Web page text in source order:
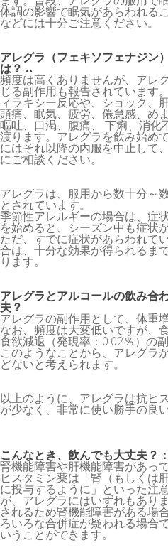
体調の影響で眠気があらわれる
などには十分ご注意ください。
アレグラ（フェキソフェナジン
は？ ..
頻度は高くありませんが、アレ
じる副作用も報告されています
ィラキシー反応や、ショック、
頭痛、眠気、疲労、倦怠感、め
嘔吐、口渇、腹痛、 下痢、消化
渡ります。アレグラを飲み始め
にはそれ以降の内服を中止して
にご相談ください。
アレグラは、服用から数十分～
とされています。
季節性アレルギーの場合は、症
を始めると、シーズン中も症状
ただ、すでに症状があらわれて
合は、十分な効果が得られるま
ります。
アレグラとアルコールの飲み合
夫？
アレグラの副作用として、体重
なお、頻度は大変低いですが、
食欲減退（発現率：0.02％）の
このようなことから、アレグラ
どないと考えられます。
以上のように、アレグラは抗ヒ
が少なく、非常に使い勝手の良い
こんなとき、飲んでも大丈夫？
腎機能障害や肝機能障害があっ
ヒスタミン薬は「腎（もしくは
に投与するように」といった注
が、アレグラにはいずれもあり
されるため腎機能障害がある場
ろいろな合併症が疑われる場合
いうことができます。